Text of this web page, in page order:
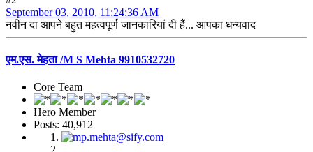
September 03, 2010, 11:24:36 AM
नवीन दा आपने बहुत महत्वपूर्ण जानकारियां दी हैं... आपका धन्यवाद
एम.एस. मेहता /M S Mehta 9910532720
Core Team
Hero Member
Posts: 40,912